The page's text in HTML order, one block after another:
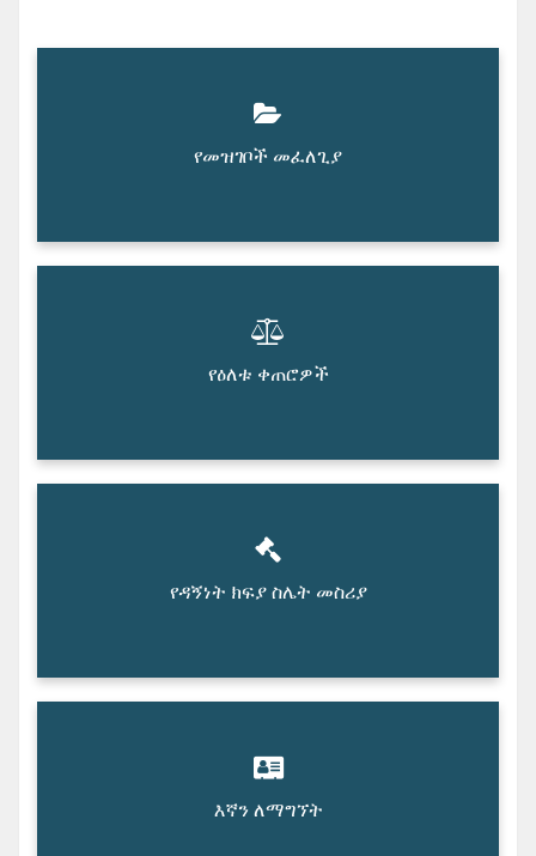
የመዝገቦች መፈለጊያ
የዕለቱ ቀጠሮዎች
የዳኝነት ክፍያ ስሌት መስሪያ
እኛን ለማግኘት